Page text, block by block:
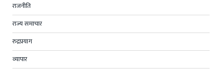
राजनीति
राज्य समाचार
रुद्रप्रयाग
व्यापार